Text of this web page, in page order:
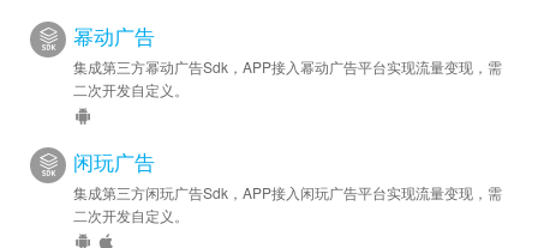
幂动广告
集成第三方幂动广告Sdk，APP接入幂动广告平台实现流量变现，需
二次开发自定义。
闲玩广告
集成第三方闲玩广告Sdk，APP接入闲玩广告平台实现流量变现，需
二次开发自定义。